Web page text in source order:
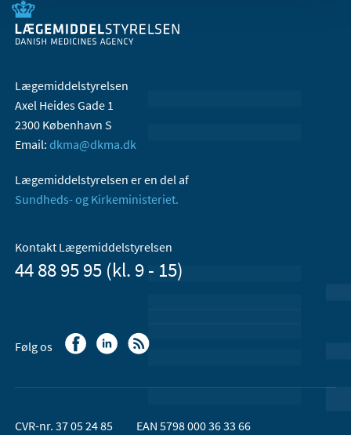
Lægemiddelstyrelsen
Axel Heides Gade 1
2300 København S
Email: dkma@dkma.dk
Lægemiddelstyrelsen er en del af
Sundheds- og Kirkeministeriet.
Kontakt Lægemiddelstyrelsen
44 88 95 95 (kl. 9 - 15)
Følg os
CVR-nr. 37 05 24 85 EAN 5798 000 36 33 66